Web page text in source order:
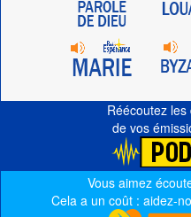
Réécoutez
de vos
Vous aimez
Cela a un coût : aidez-